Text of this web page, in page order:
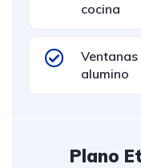
cocina
alumino
Plano